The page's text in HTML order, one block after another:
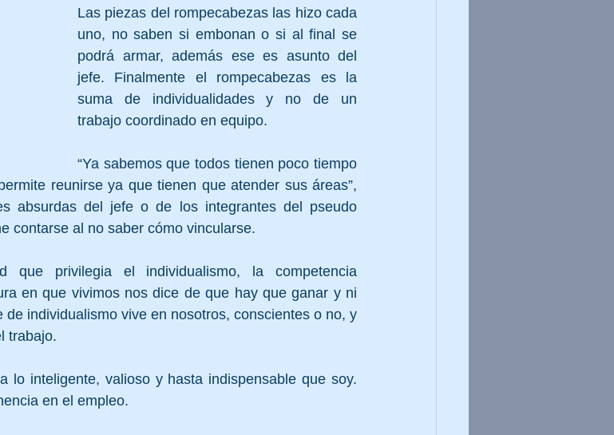
Las piezas del rompecabezas las hizo cada
uno, no saben si embonan o si al final se
podrá armar, además ese es asunto del
jefe. Finalmente el rompecabezas es la
suma de individualidades y no de un
trabajo coordinado en equipo.
“Ya sabemos que todos tienen poco tiempo
reunirse ya que tienen que atender sus áreas”,
absurdas del jefe o de los integrantes del pseudo
contarse al no saber cómo vincularse.
que privilegia el individualismo, la competencia
en que vivimos nos dice de que hay que ganar y ni
individualismo vive en nosotros, conscientes o no, y
trabajo.
lo inteligente, valioso y hasta indispensable que soy.
en el empleo.